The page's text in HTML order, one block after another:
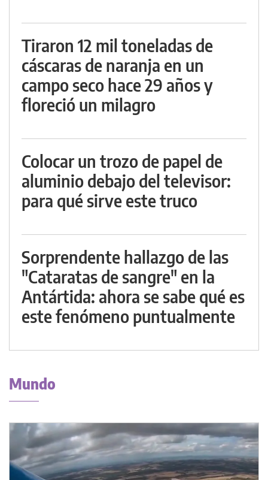
Tiraron 12 mil toneladas de
cáscaras de naranja en un
campo seco hace 29 años y
floreció un milagro
Colocar un trozo de papel de
aluminio debajo del televisor:
para qué sirve este truco
Sorprendente hallazgo de las
"Cataratas de sangre" en la
Antártida: ahora se sabe qué es
este fenómeno puntualmente
Mundo